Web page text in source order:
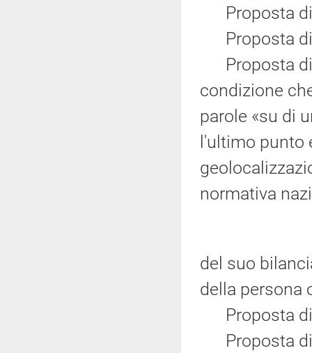
Proposta di
Proposta di
Proposta di
condizione
parole «su di
l'ultimo punto
normativa
del suo
della persona
Proposta di
Proposta di